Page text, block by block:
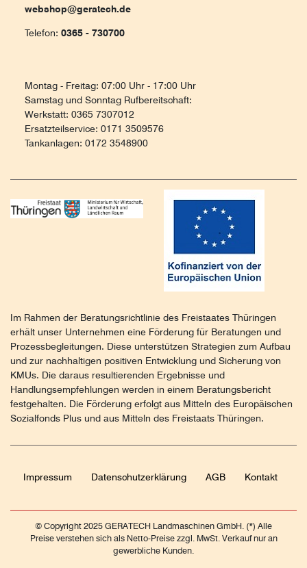
webshop@geratech.de
Telefon: 0365 - 730700
Montag - Freitag: 07:00 Uhr - 17:00 Uhr
Samstag und Sonntag Rufbereitschaft:
Werkstatt: 0365 7307012
Ersatzteilservice: 0171 3509576
Tankanlagen: 0172 3548900
Im Rahmen der Beratungsrichtlinie des Freistaates Thüringen
erhält unser Unternehmen eine Förderung für Beratungen und
Prozessbegleitungen. Diese unterstützen Strategien zum Aufbau
und zur nachhaltigen positiven Entwicklung und Sicherung von
KMUs. Die daraus resultierenden Ergebnisse und
Handlungsempfehlungen werden in einem Beratungsbericht
festgehalten. Die Förderung erfolgt aus Mitteln des Europäischen
Sozialfonds Plus und aus Mitteln des Freistaats Thüringen.
Impressum Daten­schutz­erklärung AGB Kontakt
© Copyright 2025 GERATECH Landmaschinen GmbH. (*) Alle
Preise verstehen sich als Netto-Preise zzgl. MwSt. Verkauf nur an
gewerbliche Kunden.